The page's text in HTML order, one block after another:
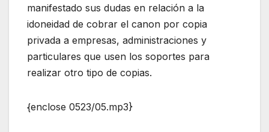
manifestado sus dudas en relación a la
idoneidad de cobrar el canon por copia
privada a empresas, administraciones y
particulares que usen los soportes para
realizar otro tipo de copias.
{enclose 0523/05.mp3}